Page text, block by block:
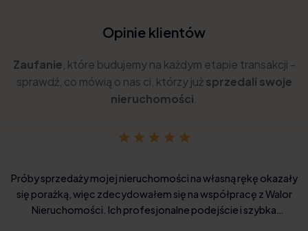
Opinie klientów
Zaufanie, które budujemy na każdym etapie transakcji -
sprawdź, co mówią o nas ci, którzy jużsprzedali swoje
nieruchomości.
Próby sprzedaży mojej nieruchomości na własną rękę okazały
się porażką, więc zdecydowałem się na współpracę z Walor
Nieruchomości. Ich profesjonalne podejście i szybka